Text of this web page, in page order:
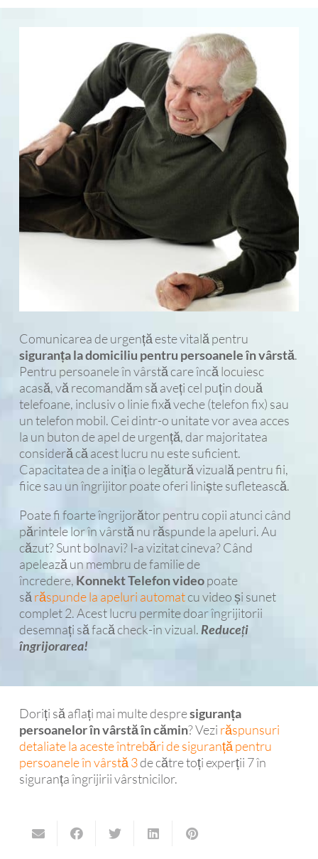
Comunicarea de urgență este vitală pentru
siguranța la domiciliu pentru persoanele în vârstă.
Pentru persoanele în vârstă care încă locuiesc
acasă, vă recomandăm să aveți cel puțin două
telefoane, inclusiv o linie fixă ​​veche (telefon fix) sau
un telefon mobil. Cei dintr-o unitate vor avea acces
la un buton de apel de urgență, dar majoritatea
consideră că acest lucru nu este suficient.
Capacitatea de a iniția o legătură vizuală pentru fii,
fiice sau un îngrijitor poate oferi liniște sufletească.
Poate fi foarte îngrijorător pentru copii atunci când
părintele lor în vârstă nu răspunde la apeluri. Au
căzut? Sunt bolnavi? I-a vizitat cineva? Când
apelează un membru de familie de
încredere, Konnekt Telefon videopoate
să răspunde la apeluri automatcu video și sunet
complet 2. Acest lucru permite doar îngrijitorii
desemnați să facă check-in vizual. Reduceți
îngrijorarea!
Doriți să aflați mai multe despresiguranța
persoanelor în vârstă în cămin? Vezi răspunsuri
detaliate la aceste întrebări de siguranță pentru
persoanele în vârstă 3de către toți experții 7 în
siguranța îngrijirii vârstnicilor.